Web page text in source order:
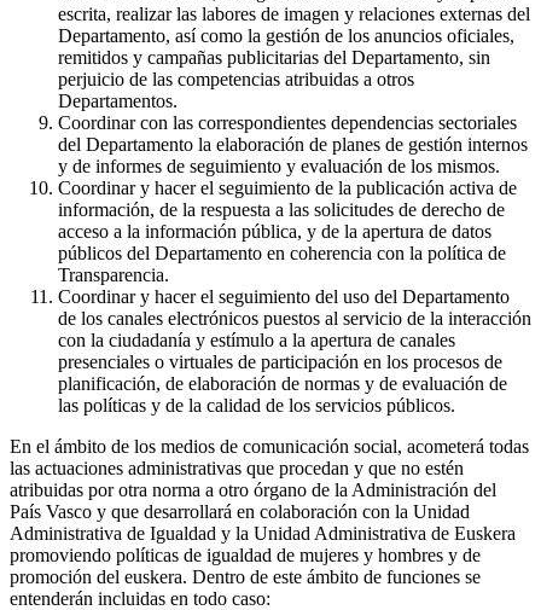
escrita, realizar las labores de imagen y relaciones externas del
Departamento, así como la gestión de los anuncios oficiales,
remitidos y campañas publicitarias del Departamento, sin
perjuicio de las competencias atribuidas a otros
Departamentos.
Coordinar con las correspondientes dependencias sectoriales
del Departamento la elaboración de planes de gestión internos
y de informes de seguimiento y evaluación de los mismos.
Coordinar y hacer el seguimiento de la publicación activa de
información, de la respuesta a las solicitudes de derecho de
acceso a la información pública, y de la apertura de datos
públicos del Departamento en coherencia con la política de
Transparencia.
Coordinar y hacer el seguimiento del uso del Departamento
de los canales electrónicos puestos al servicio de la interacción
con la ciudadanía y estímulo a la apertura de canales
presenciales o virtuales de participación en los procesos de
planificación, de elaboración de normas y de evaluación de
las políticas y de la calidad de los servicios públicos.
En el ámbito de los medios de comunicación social, acometerá todas
las actuaciones administrativas que procedan y que no estén
atribuidas por otra norma a otro órgano de la Administración del
País Vasco y que desarrollará en colaboración con la Unidad
Administrativa de Igualdad y la Unidad Administrativa de Euskera
promoviendo políticas de igualdad de mujeres y hombres y de
promoción del euskera. Dentro de este ámbito de funciones se
entenderán incluidas en todo caso: